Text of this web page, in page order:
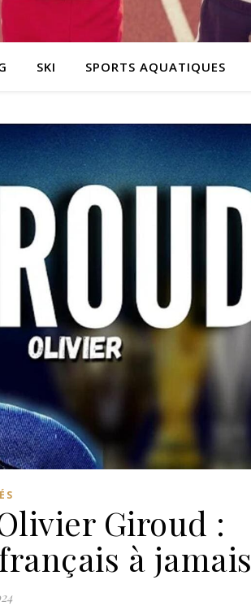
SKI SPORTS AQUATIQUES
Giroud :
à jamais